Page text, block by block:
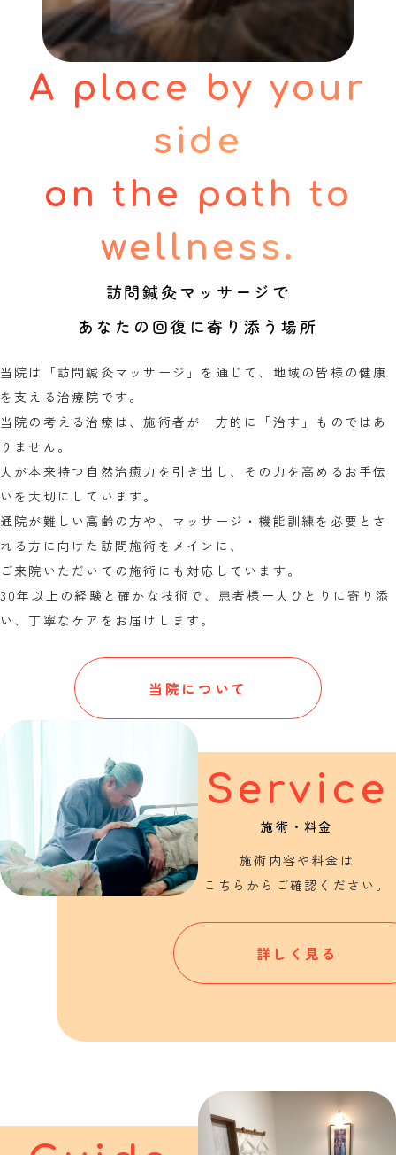
A place by your
side
on the path to
wellness.
訪問鍼灸マッサージで
あなたの回復に寄り添う場所
当院は「訪問鍼灸マッサージ」を通じて、地域の皆様の健康
を支える治療院です。
当院の考える治療は、施術者が一方的に「治す」ものではあ
りません。
人が本来持つ自然治癒力を引き出し、その力を高めるお手伝
いを大切にしています。
通院が難しい高齢の方や、マッサージ・機能訓練を必要とさ
れる方に向けた訪問施術をメインに、
ご来院いただいての施術にも対応しています。
30年以上の経験と確かな技術で、患者様一人ひとりに寄り添
い、丁寧なケアをお届けします。
当院について
Service
施術・料金
施術内容や料金は
こちらからご確認ください。
詳しく見る